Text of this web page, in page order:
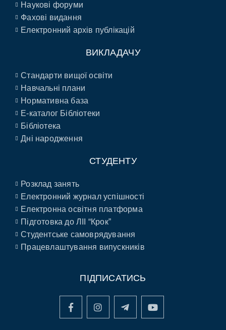
Наукові форуми
Фахові видання
Електронний архів публікацій
ВИКЛАДАЧУ
Стандарти вищої освіти
Навчальні плани
Нормативна база
E-каталог Бібліотеки
Бібліотека
Дні народження
СТУДЕНТУ
Розклад занять
Електронний журнал успішності
Електронна освітня платформа
Підготовка до ЛІІ “Крок”
Студентське самоврядування
Працевлаштування випускників
ПІДПИСАТИСЬ